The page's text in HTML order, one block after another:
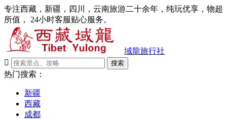
专注西藏，新疆，四川，云南旅游二十余年，纯玩优享，物超
所值， 24小时客服贴心服务。
域龍旅行社

搜索
热门搜索：
新疆
西藏
成都